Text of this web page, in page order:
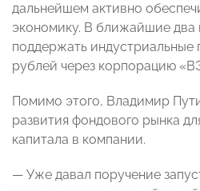
дальнейшем активно
экономику. В ближайшие два
поддержать
рублей через корпорацию
Помимо этого, Владимир
развития фондового рынка
капитала в компании.
— Уже давал поручение